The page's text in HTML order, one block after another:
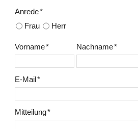
Anrede*
Frau
Herr
Vorname* Nachname*
E-Mail*
Mitteilung*